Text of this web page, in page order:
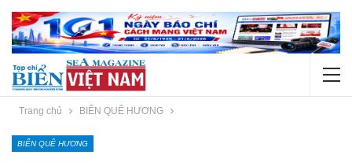
Trang chủ BIỂN QUÊ HƯƠNG
BIỂN QUÊ HƯƠNG